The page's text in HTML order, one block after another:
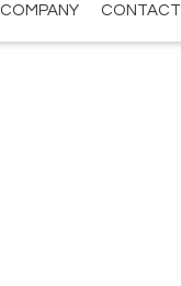
COMPANY CONTACT